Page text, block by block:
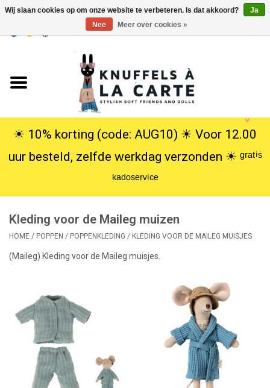
USD
Knuffels
Poppen
SALE
info
Lookbooks
Merken
☀︎ 10% korting (code: AUG10) ☀︎ Voor 12.00
uur besteld, zelfde werkdag verzonden ☀︎ ᵍʳᵃᵗⁱˢ
ᵏᵃᵈᵒˢᵉʳᵛⁱᶜᵉ
Kleding voor de Maileg muizen
HOME / POPPEN / POPPENKLEDING / KLEDING VOOR DE MAILEG MUISJES
(Maileg) Kleding voor de Maileg muisjes.
Wij slaan cookies op om onze website te verbeteren. Is dat akkoord?
Ja
Nee
Meer over cookies »